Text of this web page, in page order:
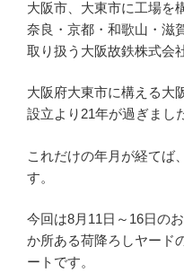
大阪市、大東市に工場を
奈良・京都・和歌山・滋
取り扱う大阪故鉄株式会
大阪府大東市に構える大
設立より21年が過ぎまし
これだけの年月が経てば
す。
今回は8月11日～16日の
か所ある荷降ろしヤード
ートです。